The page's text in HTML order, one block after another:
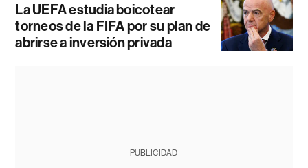
La UEFA estudia boicotear
torneos de la FIFA por su plan de
abrirse a inversión privada
PUBLICIDAD